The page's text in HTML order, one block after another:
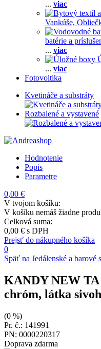
... viac
Vankúše,
batérie a
... viac
... viac
Fotovoltika
Kvetináče a substráty
Rozbalené a vystavené
Hodnotenie
Popis
Parametre
0,00 €
V tvojom košíku:
V košíku nemáš žiadne
Celková suma:
0,00 € s DPH
Prejsť do nákupného košíka
0
Späť na Jedálenské a barové
KANDY NEW TA
chróm, látka
(0 %)
Pr. č.: 141991
PN: 0000220317
Doprava zdarma